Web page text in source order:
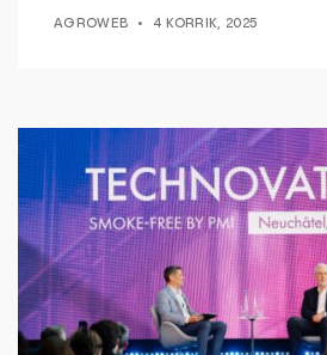
AGROWEB 4 KORRIK, 2025